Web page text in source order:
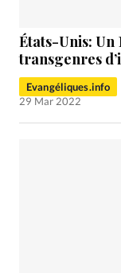
États-Unis: Un
transgenres
Evangéliques.info
29 Mar 2022